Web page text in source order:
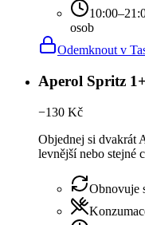
osob
Odemknout v
Aperol Spritz
−130 Kč
Objednej si dvakrát
levnější nebo stejné
Obnovuje